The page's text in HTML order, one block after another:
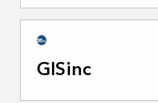
GISinc